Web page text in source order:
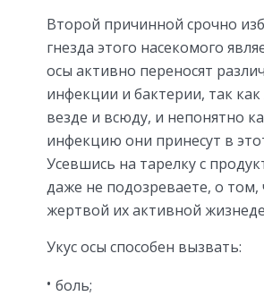
Второй причинной срочно
гнезда этого насекомого
осы активно переносят
инфекции и бактерии, так
везде и всюду, и непонятно
инфекцию они принесут в
Усевшись на тарелку с
даже не подозреваете, о том,
жертвой их активной
Укус осы способен вызвать:
боль;